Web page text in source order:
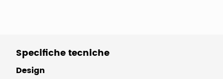
Specifiche tecniche
Design